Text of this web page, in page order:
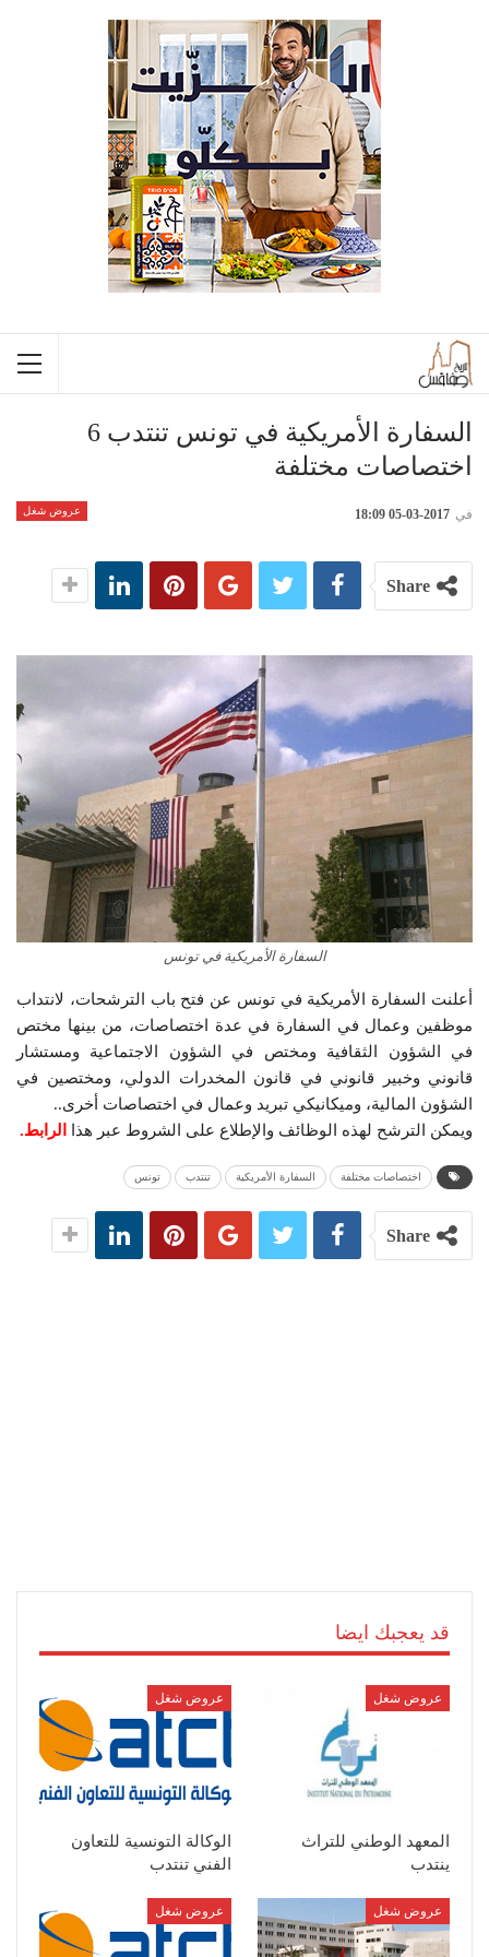
السفارة الأمريكية في تونس تنتدب 6
اختصاصات مختلفة
عروض شغل في 2017-03-05 18:09
Share
السفارة الأمريكية في تونس
أعلنت السفارة الأمريكية في تونس عن فتح باب الترشحات، لانتداب
موظفين وعمال في السفارة في عدة اختصاصات، من بينها مختص
في الشؤون الثقافية ومختص في الشؤون الاجتماعية ومستشار
قانوني وخبير قانوني في قانون المخدرات الدولي، ومختصين في
الشؤون المالية، وميكانيكي تبريد وعمال في اختصاصات أخرى..
ويمكن الترشح لهذه الوظائف والإطلاع على الشروط عبر هذا
الرابط.
اختصاصات مختلفة السفارة الأمريكية تنتدب تونس
Share
قد يعجبك ايضا
عروض شغل
المعهد الوطني للتراث
ينتدب
عروض شغل
الوكالة التونسية للتعاون
الفني تنتدب
عروض شغل عروض شغل